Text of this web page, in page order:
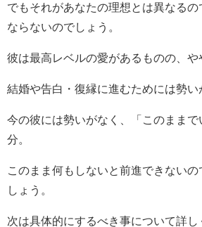
でもそれがあなたの理想とは異なるの
ならないのでしょう。
彼は最高レベルの愛があるものの、や
結婚や告白・復縁に進むためには勢い
今の彼には勢いがなく、「このまま
分。
このまま何もしないと前進できないの
しょう。
次は具体的にするべき事について詳し